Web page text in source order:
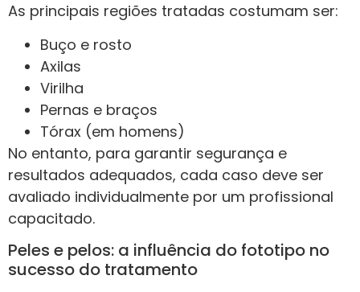
As principais regiões tratadas costumam ser:
Buço e rosto
Axilas
Virilha
Pernas e braços
Tórax (em homens)
No entanto, para garantir segurança e
resultados adequados, cada caso deve ser
avaliado individualmente por um profissional
capacitado.
Peles e pelos: a influência do fototipo no
sucesso do tratamento